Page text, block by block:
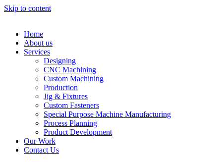
Skip to content
Home
About us
Services
Designing
CNC Machining
Custom Machining
Production
Jig & Fixtures
Custom Fasteners
Special Purpose Machine Manufacturing
Process Planning
Product Development
Our Work
Contact Us